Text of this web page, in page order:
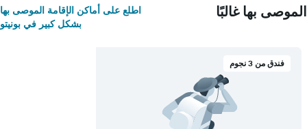
الموصى بها غالبًا
اطلع على أماكن الإقامة الموصى بها
بشكل كبير في بونيتو
فندق من 3 نجوم